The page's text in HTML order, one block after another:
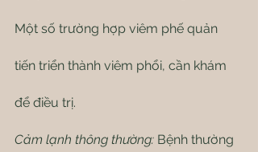
Một số trường hợp viêm phế quản
tiến triển thành viêm phổi, cần khám
để điều trị.
Cảm lạnh thông thường: Bệnh thường